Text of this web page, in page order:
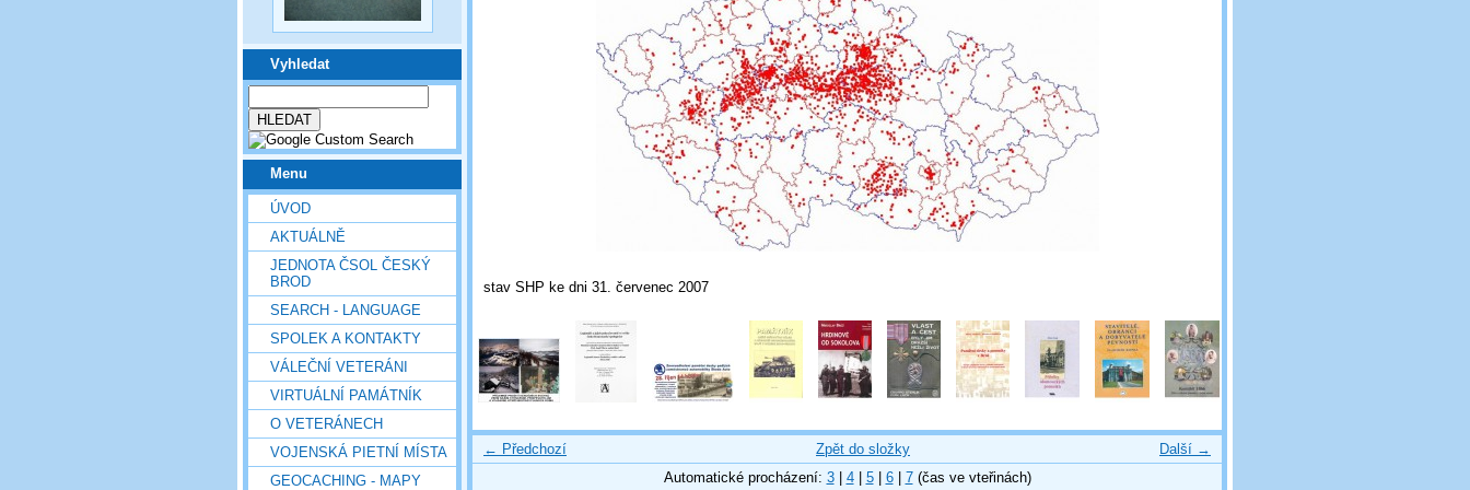
Vyhledat
Menu
ÚVOD
AKTUÁLNĚ
JEDNOTA ČSOL ČESKÝ
BROD
SEARCH - LANGUAGE
SPOLEK A KONTAKTY
VÁLEČNÍ VETERÁNI
VIRTUÁLNÍ PAMÁTNÍK
O VETERÁNECH
VOJENSKÁ PIETNÍ MÍSTA
GEOCACHING - MAPY
stav SHP ke dni 31. červenec 2007
← Předchozí Další →
Zpět do složky
Automatické procházení: 3| 4| 5| 6| 7(čas ve vteřinách)